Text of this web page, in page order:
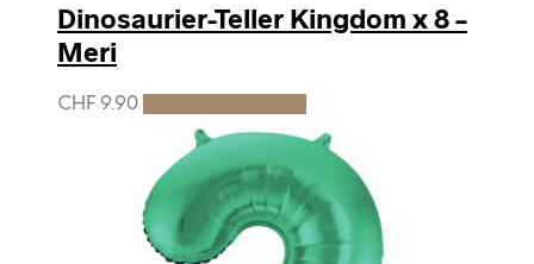
Dinosaurier-Teller Kingdom x 8 –
Meri
CHF 9.90